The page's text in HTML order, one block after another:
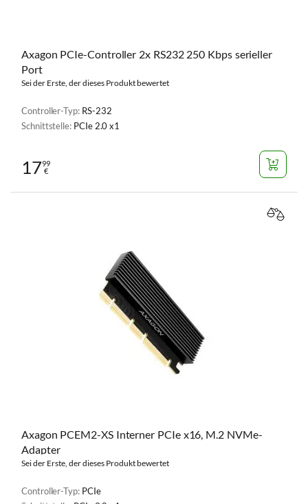
Axagon PCIe-Controller 2x RS232 250 Kbps serieller
Port
Sei der Erste, der dieses Produkt bewertet
Controller-Typ: RS-232
Schnittstelle: PCIe 2.0 x1
1799
€
Axagon PCEM2-XS Interner PCIe x16, M.2 NVMe-
Adapter
Sei der Erste, der dieses Produkt bewertet
Controller-Typ: PCIe